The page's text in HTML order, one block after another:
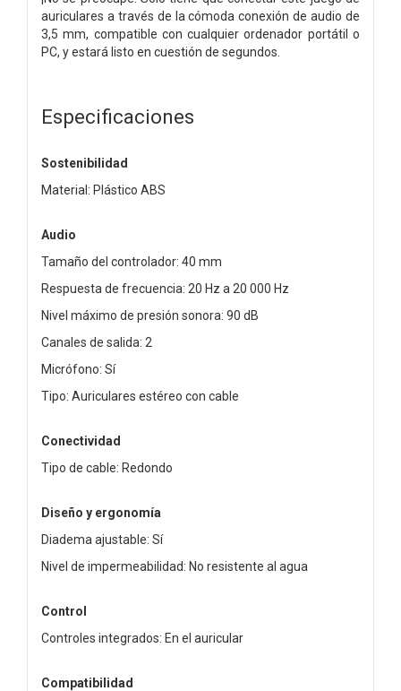
auriculares a través de la cómoda conexión de audio de
3,5 mm, compatible con cualquier ordenador portátil o
PC, y estará listo en cuestión de segundos.
Especificaciones
Sostenibilidad
Material: Plástico ABS
Audio
Tamaño del controlador: 40 mm
Respuesta de frecuencia: 20 Hz a 20 000 Hz
Nivel máximo de presión sonora: 90 dB
Canales de salida: 2
Micrófono: Sí
Tipo: Auriculares estéreo con cable
Conectividad
Tipo de cable: Redondo
Diseño y ergonomía
Diadema ajustable: Sí
Nivel de impermeabilidad: No resistente al agua
Control
Controles integrados: En el auricular
Compatibilidad